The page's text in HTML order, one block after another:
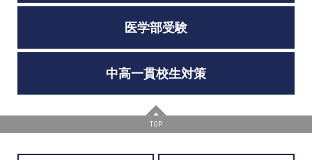
医学部受験
中高一貫校生対策
TOP